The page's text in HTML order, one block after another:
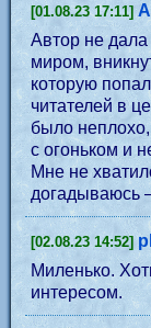
[01.08.23 17:11]
Автор не
миром,
которую попала
читателей в
было
с огоньком и
Мне не
[02.08.23 14:52]
Миленько.
интересом.